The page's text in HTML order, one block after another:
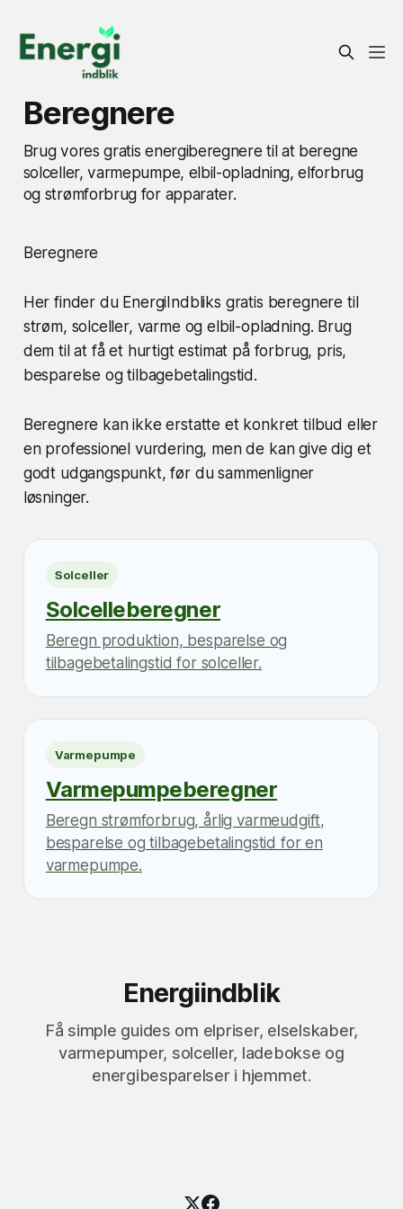
Beregnere
Brug vores gratis energiberegnere til at beregne
solceller, varmepumpe, elbil-opladning, elforbrug
og strømforbrug for apparater.
Beregnere
Her finder du EnergiIndbliks gratis beregnere til
strøm, solceller, varme og elbil-opladning. Brug
dem til at få et hurtigt estimat på forbrug, pris,
besparelse og tilbagebetalingstid.
Beregnere kan ikke erstatte et konkret tilbud eller
en professionel vurdering, men de kan give dig et
godt udgangspunkt, før du sammenligner
løsninger.
Solceller
Solcelleberegner
Beregn produktion, besparelse og
tilbagebetalingstid for solceller.
Varmepumpe
Varmepumpeberegner
Beregn strømforbrug, årlig varmeudgift,
besparelse og tilbagebetalingstid for en
varmepumpe.
Energiindblik
Få simple guides om elpriser, elselskaber,
varmepumper, solceller, ladebokse og
energibesparelser i hjemmet.